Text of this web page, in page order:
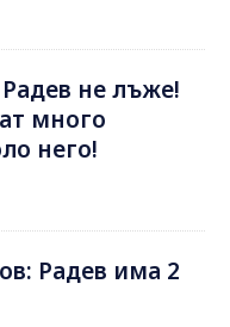
не лъже!
много
него!
Радев има 2